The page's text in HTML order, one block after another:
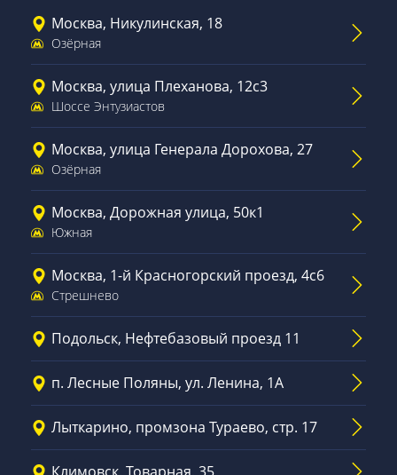
Москва, Никулинская, 18
Озёрная
Москва, улица Плеханова, 12с3
Шоссе Энтузиастов
Москва, улица Генерала Дорохова, 27
Озёрная
Москва, Дорожная улица, 50к1
Южная
Москва, 1-й Красногорский проезд, 4с6
Стрешнево
Подольск, Нефтебазовый проезд 11
п. Лесные Поляны, ул. Ленина, 1А
Лыткарино, промзона Тураево, стр. 17